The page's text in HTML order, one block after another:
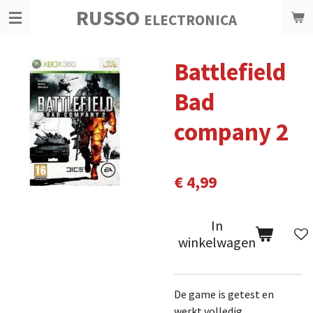
Ga
hoofdinhoud
RUSSO ELECTRONICA
Battlefield
Bad
company 2
€ 4,99
In
winkelwagen
De game is getest en